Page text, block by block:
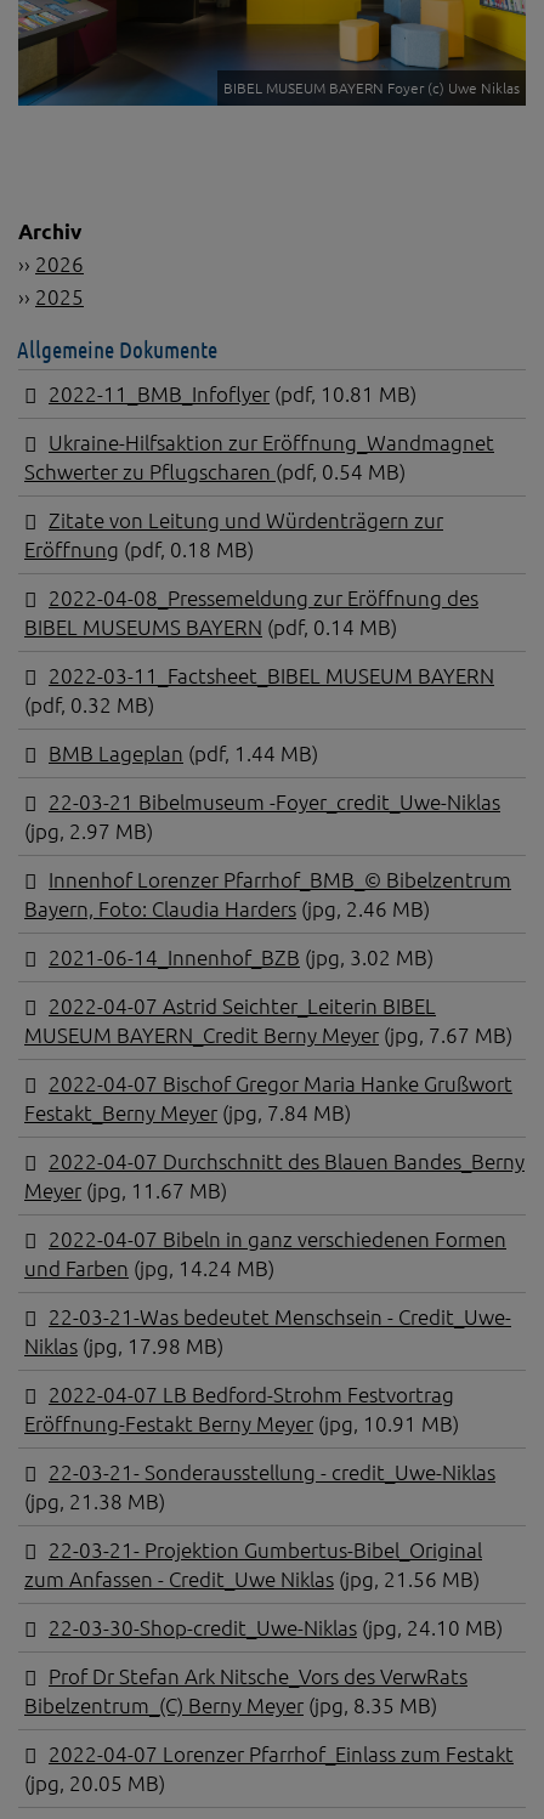
BIBEL MUSEUM BAYERN Foyer (c) Uwe Niklas
Archiv
›› 2026
›› 2025
Allgemeine Dokumente
2022-11_BMB_Infoflyer (pdf, 10.81 MB)
Ukraine-Hilfsaktion zur Eröffnung_Wandmagnet
Schwerter zu Pflugscharen (pdf, 0.54 MB)
Zitate von Leitung und Würdenträgern zur
Eröffnung (pdf, 0.18 MB)
2022-04-08_Pressemeldung zur Eröffnung des
BIBEL MUSEUMS BAYERN (pdf, 0.14 MB)
2022-03-11_Factsheet_BIBEL MUSEUM BAYERN
(pdf, 0.32 MB)
BMB Lageplan (pdf, 1.44 MB)
22-03-21 Bibelmuseum -Foyer_credit_Uwe-Niklas
(jpg, 2.97 MB)
Innenhof Lorenzer Pfarrhof_BMB_© Bibelzentrum
Bayern, Foto: Claudia Harders (jpg, 2.46 MB)
2021-06-14_Innenhof_BZB (jpg, 3.02 MB)
2022-04-07 Astrid Seichter_Leiterin BIBEL
MUSEUM BAYERN_Credit Berny Meyer (jpg, 7.67 MB)
2022-04-07 Bischof Gregor Maria Hanke Grußwort
Festakt_Berny Meyer (jpg, 7.84 MB)
2022-04-07 Durchschnitt des Blauen Bandes_Berny
Meyer (jpg, 11.67 MB)
2022-04-07 Bibeln in ganz verschiedenen Formen
und Farben (jpg, 14.24 MB)
22-03-21-Was bedeutet Menschsein - Credit_Uwe-
Niklas (jpg, 17.98 MB)
2022-04-07 LB Bedford-Strohm Festvortrag
Eröffnung-Festakt Berny Meyer (jpg, 10.91 MB)
22-03-21- Sonderausstellung - credit_Uwe-Niklas
(jpg, 21.38 MB)
22-03-21- Projektion Gumbertus-Bibel_Original
zum Anfassen - Credit_Uwe Niklas (jpg, 21.56 MB)
22-03-30-Shop-credit_Uwe-Niklas (jpg, 24.10 MB)
Prof Dr Stefan Ark Nitsche_Vors des VerwRats
Bibelzentrum_(C) Berny Meyer (jpg, 8.35 MB)
2022-04-07 Lorenzer Pfarrhof_Einlass zum Festakt
(jpg, 20.05 MB)